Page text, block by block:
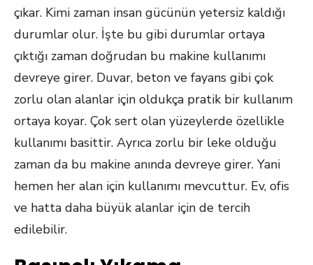
çıkar. Kimi zaman insan gücünün yetersiz kaldığı
durumlar olur. İşte bu gibi durumlar ortaya
çıktığı zaman doğrudan bu makine kullanımı
devreye girer. Duvar, beton ve fayans gibi çok
zorlu olan alanlar için oldukça pratik bir kullanım
ortaya koyar. Çok sert olan yüzeylerde özellikle
kullanımı basittir. Ayrıca zorlu bir leke olduğu
zaman da bu makine anında devreye girer. Yani
hemen her alan için kullanımı mevcuttur. Ev, ofis
ve hatta daha büyük alanlar için de tercih
edilebilir.